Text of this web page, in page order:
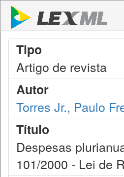
Tipo
Artigo de revista
Autor
Torres Jr., Paulo
Título
Despesas
101/2000 - Lei de